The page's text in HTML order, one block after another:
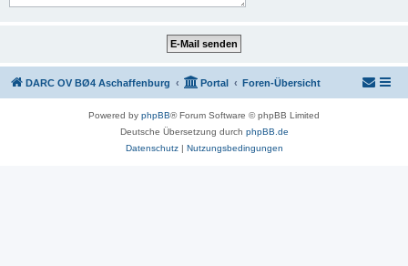
DARC OV BØ4 Aschaffenburg Portal Foren-Übersicht
Powered by phpBB® Forum Software © phpBB Limited
Deutsche Übersetzung durch phpBB.de
Datenschutz| Nutzungsbedingungen